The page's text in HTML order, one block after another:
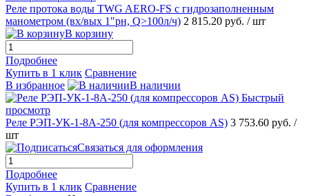
Реле протока воды TWG AERO-FS с гидрозаполненным
манометром (вх/вых 1"рн, Q>100л/ч) 2 815.20 руб. / шт
В корзину
Подробнее
Купить в 1 клик Сравнение
В избранное
В наличии
Быстрый
просмотр
Реле РЭП-УК-1-8А-250 (для компрессоров AS) 3 753.60 руб. /
шт
Связаться для оформления
Подробнее
Купить в 1 клик Сравнение